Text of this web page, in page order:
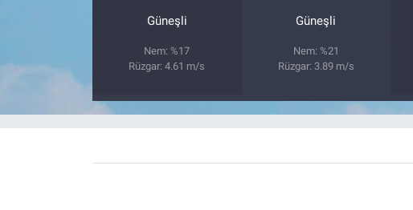
Güneşli
Nem: %17
Rüzgar: 4.61 m/s
Güneşli
Nem: %21
Rüzgar: 3.89 m/s